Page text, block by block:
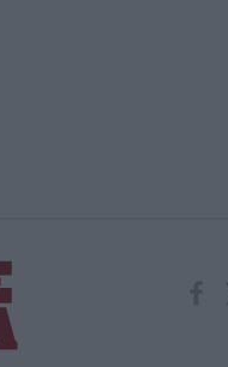
‘Ndrangheta, inchiesta